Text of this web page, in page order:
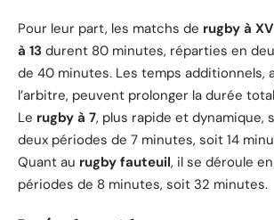
Pour leur part, les matchs de rugby à XV
à 13 durent 80 minutes, réparties en
de 40 minutes. Les temps additionnels,
l’arbitre, peuvent prolonger la durée
Le rugby à 7, plus rapide et dynamique,
deux périodes de 7 minutes, soit 14
Quant au rugby fauteuil, il se déroule
périodes de 8 minutes, soit 32 minutes.